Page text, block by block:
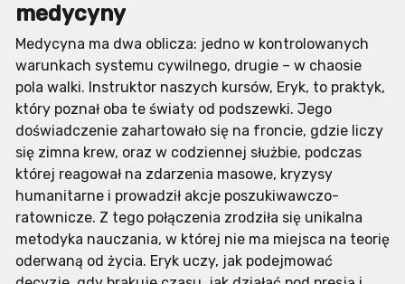
medycyny
Medycyna ma dwa oblicza: jedno w kontrolowanych
warunkach systemu cywilnego, drugie – w chaosie
pola walki. Instruktor naszych kursów, Eryk, to praktyk,
który poznał oba te światy od podszewki. Jego
doświadczenie zahartowało się na froncie, gdzie liczy
się zimna krew, oraz w codziennej służbie, podczas
której reagował na zdarzenia masowe, kryzysy
humanitarne i prowadził akcje poszukiwawczo-
ratownicze. Z tego połączenia zrodziła się unikalna
metodyka nauczania, w której nie ma miejsca na teorię
oderwaną od życia. Eryk uczy, jak podejmować